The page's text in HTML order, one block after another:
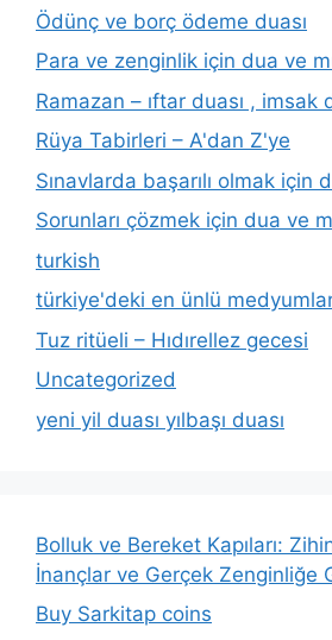
Ödünç ve borç ödeme duası
Para ve zenginlik için dua ve
Ramazan – ıftar duası , imsak
Rüya Tabirleri – A'dan Z'ye
Sınavlarda başarılı olmak için
Sorunları çözmek için dua ve
turkish
türkiye'deki en ünlü
Tuz ritüeli – Hıdırellez gecesi
Uncategorized
yeni yil duası yılbaşı duası
Bolluk ve Bereket Kapıları:
İnançlar ve Gerçek Zenginliğe
Buy Sarkitap coins